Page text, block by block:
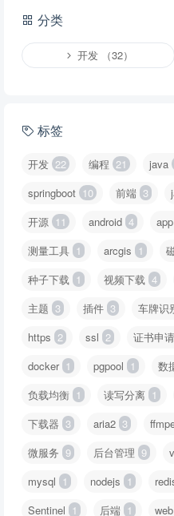
分类
开发 （32）
标签
开发 22 编程 21 java
springboot 10 前端 3
开源 11 android 4 app
测量工具 1 arcgis 1
种子下载 1 视频下载 4
主题 3 插件 3 车牌识
https 2 ssl 2 证书申请
docker 1 pgpool 1 数
负载均衡 1 读写分离 1
下载器 3 aria2 3
微服务 9 后台管理 9
mysql 1 nodejs 1
Sentinel 1 后端 1 web